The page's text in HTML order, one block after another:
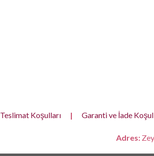
Teslimat Koşulları | Garanti ve İade
Adres: